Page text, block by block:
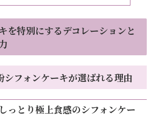
を特別にするデコレーションと
シフォンケーキが選ばれる理由
っとり極上食感のシフォンケー